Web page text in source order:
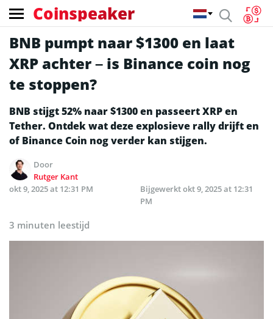
Coinspeaker
BNB pumpt naar $1300 en laat
XRP achter – is Binance coin nog
te stoppen?
BNB stijgt 52% naar $1300 en passeert XRP en
Tether. Ontdek wat deze explosieve rally drijft en
of Binance Coin nog verder kan stijgen.
Door
Rutger Kant
okt 9, 2025 at 12:31 PM
Bijgewerktokt 9, 2025 at 12:31
PM
3 minuten leestijd